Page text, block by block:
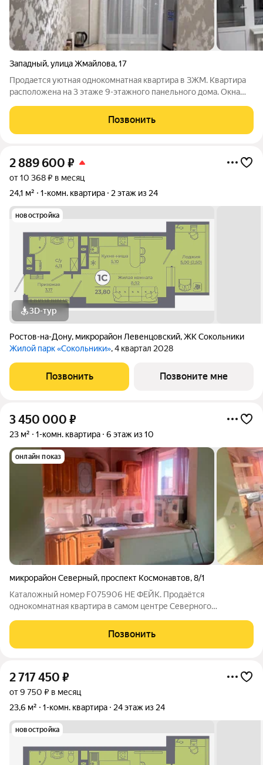
Западный,улица Жмайлова,17
Продается уютная однокомнатная квартира в ЗЖМ. Квартира
расположена на 3 этаже 9-этажного панельного дома. Окна
квартире сделан современный евроремонт. Кухня
оборудована новой современной
Позвонить
2 889 600 ₽
от 10 368 ₽ в месяц
24,1 м²
1-комн. квартира 2 этаж из 24
новостройка
3D-тур
Ростов-на-Дону, микрорайон Левенцовский,ЖК Сокольники
Жилой парк «Сокольники», 4 квартал 2028
Позвонить Позвоните мне
3 450 000 ₽
23 м² 1-комн. квартира 6 этаж из 10
онлайн показ
микрорайон Северный, проспект Космонавтов,8/1
Каталожный номер F075906 НЕ ФЕЙК. Продаётся
однокомнатная квартира в самом центре Северного
заехать и жить. Компактная кухня и просторная комната с
выходом на остекленный балкон. В шаговой
Позвонить
2 717 450 ₽
от 9 750 ₽ в месяц
23,6 м²
1-комн. квартира 24 этаж из 24
новостройка